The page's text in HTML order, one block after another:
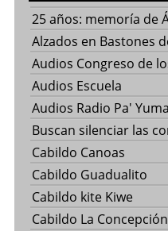
25 años: memoría de
Alzados en Bastones
Audios Congreso de
Audios Escuela
Audios Radio Pa'
Buscan silenciar las
Cabildo Canoas
Cabildo Guadualito
Cabildo kite Kiwe
Cabildo La Concepción